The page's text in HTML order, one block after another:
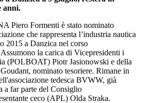
anni.
Piero Formenti è stato nominato
che rappresenta l’industria nautica
2015 a Danzica nel corso
la carica di Vicepresidenti i
(POLBOAT) Piotr Jasionowski e della
nominato tesoriere. Rimane in
tedesca BVWW, già
a far parte del Consiglio
ceco (APL) Olda Straka.